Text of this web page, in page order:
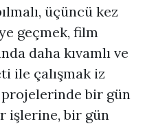
üçüncü kez
geçmek, film
daha kıvamlı ve
ile çalışmak iz
bir gün
işlerine, bir gün